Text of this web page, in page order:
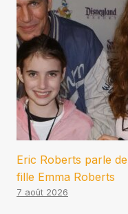
Eric Roberts parle
fille Emma Roberts
7 août 2026